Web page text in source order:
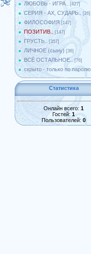
ЛЮБОВЬ - ИГРА.. [427]
СЕРИЯ - АХ, СУДАРЬ.. [26]
ФИЛОСОФИЯ [147]
ПОЗИТИВ.. [147]
ГРУСТЬ.. [357]
ЛИЧНОЕ (сыну) [36]
ВСЁ ОСТАЛЬНОЕ.. [76]
скрыто - только по паролю..
Статистика
Онлайн всего: 1
Гостей: 1
Пользователей: 0